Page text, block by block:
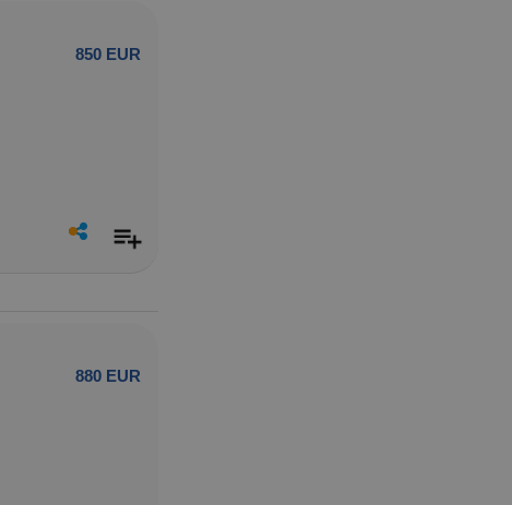
850 EUR
880 EUR